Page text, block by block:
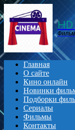
Главная
О сайте
Кино онлайн
Новинки
Подборки
Сериалы
Фильмы
Контакты